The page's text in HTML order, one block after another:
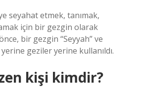
seyahat etmek, tanımak,
için bir gezgin olarak
bir gezgin “Seyyah” ve
geziler yerine kullanıldı.
kişi kimdir?